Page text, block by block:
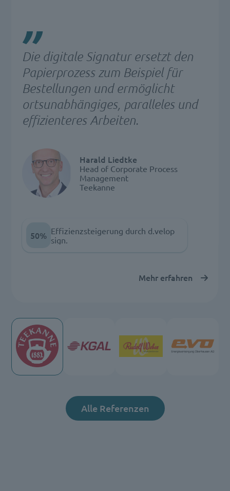
Die digitale Signatur ersetzt den
Papierprozess zum Beispiel für
Bestellungen und ermöglicht
ortsunabhängiges, paralleles und
effizienteres Arbeiten.
Harald Liedtke
Head of Corporate Process
Management
Teekanne
50% Effizienzsteigerung durch d.velop
sign.
Mehr erfahren
Alle Referenzen